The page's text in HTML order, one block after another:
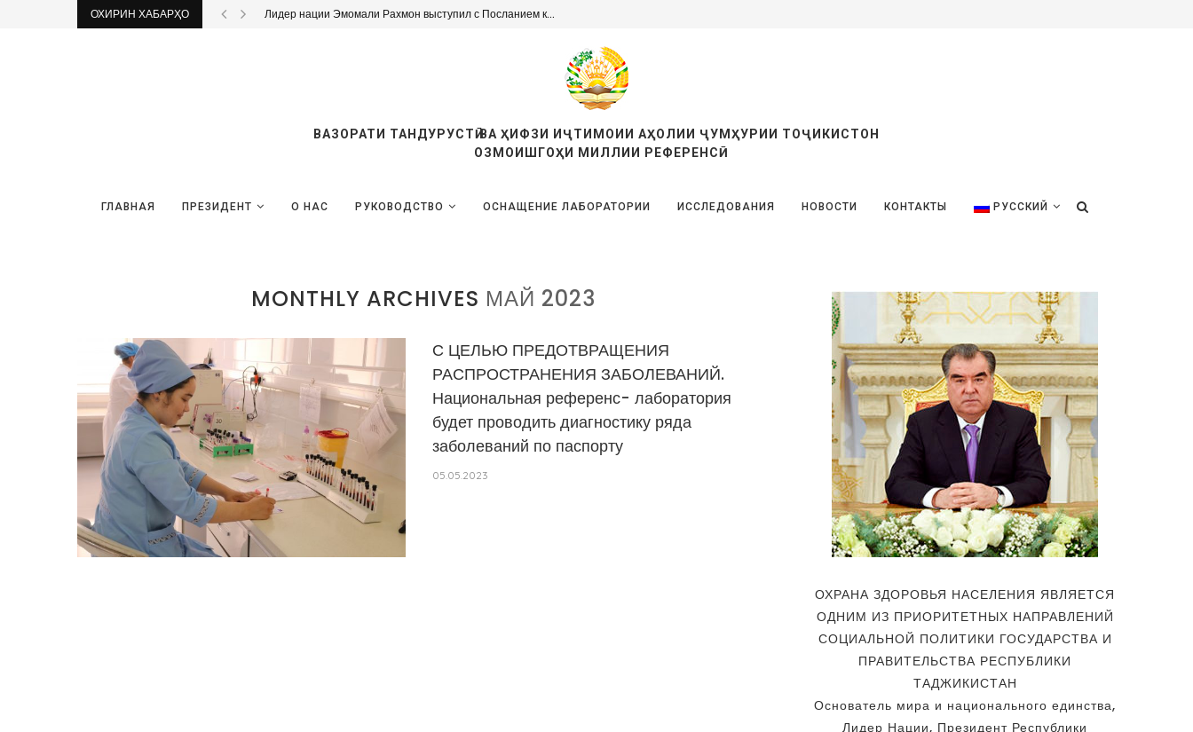
ОХИРИН ХАБАРҲО Лидер нации Эмомали Рахмон выступил с Посланием к...
ВАЗОРАТИ ТАНДУРУСТӢ ВА ҲИФЗИ ИҶТИМОИИ АҲОЛИИ ҶУМҲУРИИ ТОҶИКИСТОН
ОЗМОИШГОҲИ МИЛЛИИ РЕФЕРЕНСӢ
ГЛАВНАЯ ПРЕЗИДЕНТ О НАС РУКОВОДСТВО ОСНАЩЕНИЕ ЛАБОРАТОРИИ ИССЛЕДОВАНИЯ НОВОСТИ КОНТАКТЫ РУССКИЙ
MONTHLY ARCHIVES МАЙ 2023
С ЦЕЛЬЮ ПРЕДОТВРАЩЕНИЯ
РАСПРОСТРАНЕНИЯ ЗАБОЛЕВАНИЙ.
Национальная референс- лаборатория
будет проводить диагностику ряда
заболеваний по паспорту
05.05.2023
ОХРАНА ЗДОРОВЬЯ НАСЕЛЕНИЯ ЯВЛЯЕТСЯ
ОДНИМ ИЗ ПРИОРИТЕТНЫХ НАПРАВЛЕНИЙ
СОЦИАЛЬНОЙ ПОЛИТИКИ ГОСУДАРСТВА И
ПРАВИТЕЛЬСТВА РЕСПУБЛИКИ
ТАДЖИКИСТАН
Основатель мира и национального единства,
Лидер Нации, Президент Республики